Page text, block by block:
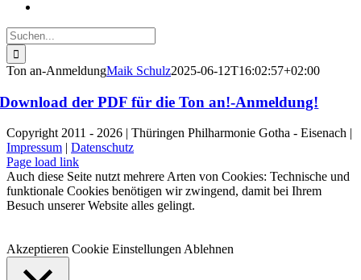
Suche
nach:
Ton an-AnmeldungMaik Schulz2025-06-12T16:02:57+02:00
Download der PDF für die Ton an!-Anmeldung!
Copyright 2011 - 2026 | Thüringen Philharmonie Gotha - Eisenach |
Impressum | Datenschutz
Facebook
Instagram
WhatsApp
YouTube
E-
Mail
Telefon
Page load link
Auch diese Seite nutzt mehrere Arten von Cookies: Technische und
funktionale Cookies benötigen wir zwingend, damit bei Ihrem
Besuch unserer Website alles gelingt.
Akzeptieren Cookie EinstellungenAblehnen